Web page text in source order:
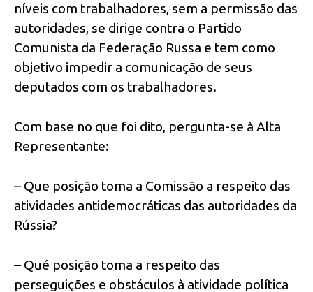
níveis com trabalhadores, sem a permissão das
autoridades, se dirige contra o Partido
Comunista da Federação Russa e tem como
objetivo impedir a comunicação de seus
deputados com os trabalhadores.
Com base no que foi dito, pergunta-se à Alta
Representante:
– Que posição toma a Comissão a respeito das
atividades antidemocráticas das autoridades da
Rússia?
– Qué posição toma a respeito das
perseguições e obstáculos à atividade política